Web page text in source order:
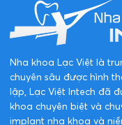
Nha khoa Lạc Việt là
chuyên sâu được hình
lập, Lạc Việt Intech đã
khoa chuyên biệt và
implant nha khoa và